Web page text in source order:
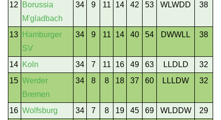
12
Borussia
M'gladbach
34 9 11 14 42 53 WLWDD 38
13
Hamburger
SV
34 9 11 14 40 54 DWWLL 38
14 Koln 34 7 11 16 49 63 LLDLD
32
15 Werder
Bremen
34 8 8 18 37 60 LLLDW 32
16 Wolfsburg 34 7 8 19 45 69 WLDDW
29